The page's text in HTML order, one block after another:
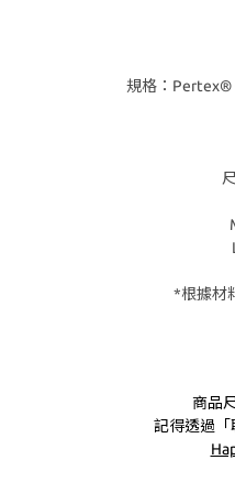
規格：Pertex®
*根據材
商品
記得透過「